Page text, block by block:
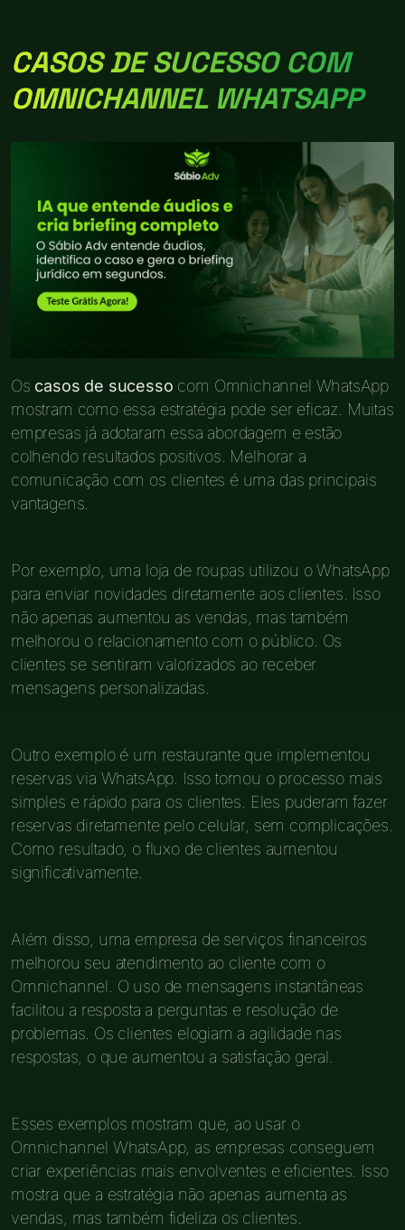
CASOS DE SUCESSO COM
OMNICHANNEL WHATSAPP
Os casos de sucesso com Omnichannel WhatsApp
mostram como essa estratégia pode ser eficaz. Muitas
empresas já adotaram essa abordagem e estão
colhendo resultados positivos. Melhorar a
comunicação com os clientes é uma das principais
vantagens.
Por exemplo, uma loja de roupas utilizou o WhatsApp
para enviar novidades diretamente aos clientes. Isso
não apenas aumentou as vendas, mas também
melhorou o relacionamento com o público. Os
clientes se sentiram valorizados ao receber
mensagens personalizadas.
Outro exemplo é um restaurante que implementou
reservas via WhatsApp. Isso tornou o processo mais
simples e rápido para os clientes. Eles puderam fazer
reservas diretamente pelo celular, sem complicações.
Como resultado, o fluxo de clientes aumentou
significativamente.
Além disso, uma empresa de serviços financeiros
melhorou seu atendimento ao cliente com o
Omnichannel. O uso de mensagens instantâneas
facilitou a resposta a perguntas e resolução de
problemas. Os clientes elogiam a agilidade nas
respostas, o que aumentou a satisfação geral.
Esses exemplos mostram que, ao usar o
Omnichannel WhatsApp, as empresas conseguem
criar experiências mais envolventes e eficientes. Isso
mostra que a estratégia não apenas aumenta as
vendas, mas também fideliza os clientes.